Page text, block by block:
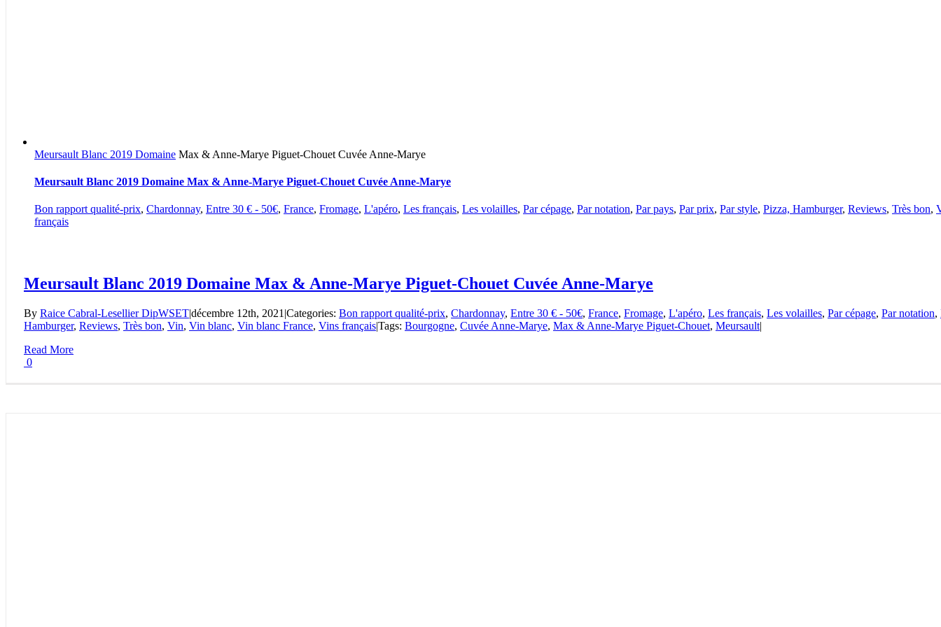
Meursault Blanc 2019 Domaine Max & Anne-Marye Piguet-Chouet Cuvée Anne-Marye
Meursault Blanc 2019 Domaine Max & Anne-Marye Piguet-Chouet Cuvée Anne-Marye
Bon rapport qualité-prix, Chardonnay, Entre 30 € - 50€, France, Fromage, L'apéro, Les français, Les volailles, Par cépage, Par notation, Par pays, Par prix, Par style, Pizza, Hamburger, Reviews, Très bon,
français
Meursault Blanc 2019 Domaine Max & Anne-Marye Piguet-Chouet Cuvée Anne-Marye
By Raice Cabral-Lesellier DipWSET|décembre 12th, 2021 |Categories: Bon rapport qualité-prix, Chardonnay, Entre 30 € - 50€, France, Fromage, L'apéro, Les français, Les volailles, Par cépage, Par notation,
Hamburger, Reviews, Très bon, Vin, Vin blanc, Vin blanc France, Vins français|Tags: Bourgogne, Cuvée Anne-Marye, Max & Anne-Marye Piguet-Chouet, Meursault|
Read More
0